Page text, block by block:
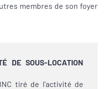
membres de son foyer
DE SOUS-LOCATION
tiré de l'activité de